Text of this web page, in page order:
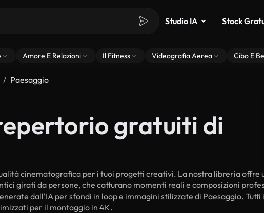
Studio IA Stock
Amore E Relazioni Il Fitness Videografia Aerea Cibo E
Paesaggio
gratuiti di
cinematografica per i tuoi progetti creativi. La nostra libreria offre
girati da persone, che catturano momenti reali e composizioni
dall'IA per sfondi in loop e immagini stilizzate di Paesaggio. Tutti i
per il montaggio in 4K.